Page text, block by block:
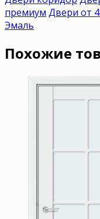
премиум Двери от
Эмаль
Похожие